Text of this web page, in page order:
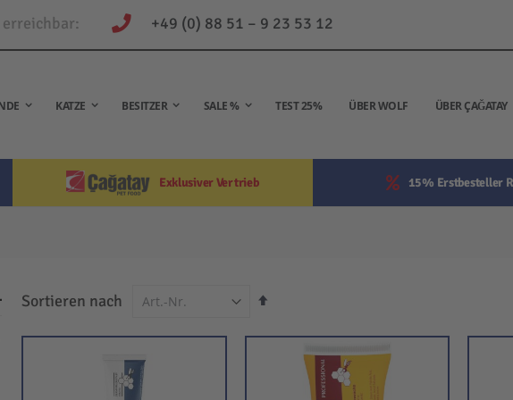
+49 (0) 88 51 – 9 23 53 12
KATZE BESITZER SALE % TEST 25% ÜBER WOLF ÜBER ÇAĞATAY
Exklusiver Vertrieb 15% Erstbesteller
Sortieren nach
In